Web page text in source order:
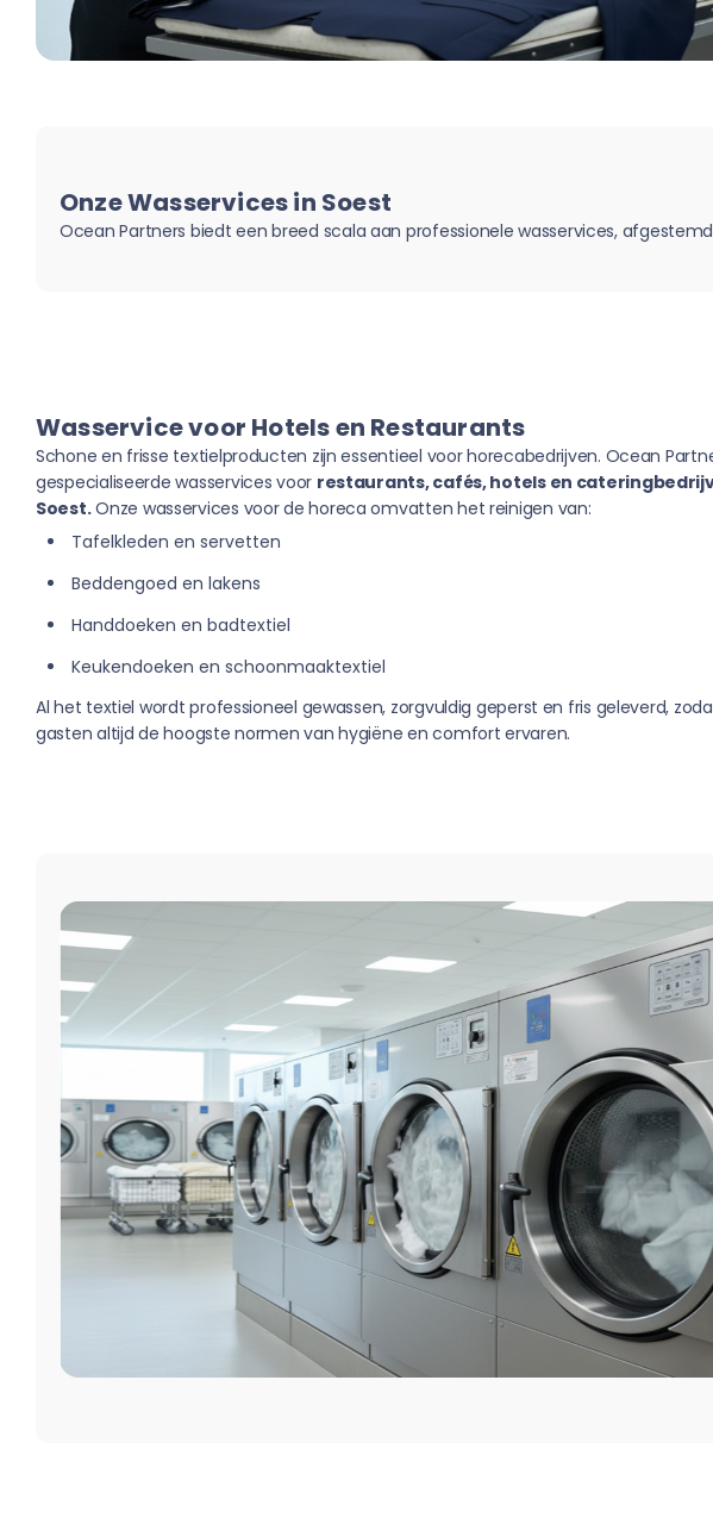
Onze Wasservices in Soest
Ocean Partners biedt een breed scala aan professionele wasservices,
Wasservice voor Hotels en Restaurants
Schone en frisse textielproducten zijn essentieel voor horecabedrijven. Ocean
gespecialiseerde wasservices voor restaurants, cafés, hotels en
Soest.Onze wasservices voor de horeca omvatten het reinigen van:
Tafelkleden en servetten
Beddengoed en lakens
Handdoeken en badtextiel
Keukendoeken en schoonmaaktextiel
Al het textiel wordt professioneel gewassen, zorgvuldig geperst en fris geleverd,
gasten altijd de hoogste normen van hygiëne en comfort ervaren.